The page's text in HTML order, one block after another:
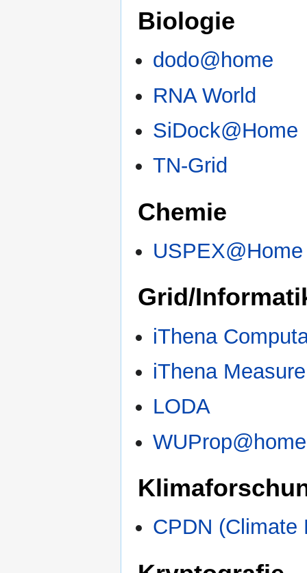
Biologie
dodo@home
RNA World
SiDock@Home
TN-Grid
Chemie
USPEX@Home
Grid/
iThena
iThena
LODA
WUProp@home
CPDN (Climate